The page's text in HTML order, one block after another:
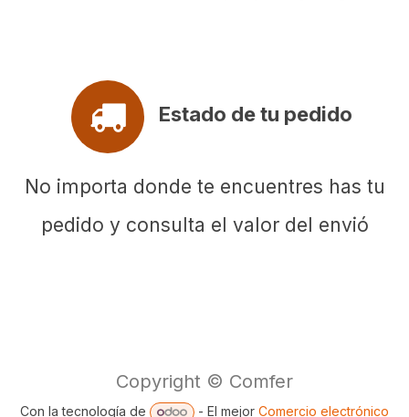
Estado de tu pedido
No importa donde te encuentres has tu
pedido y consulta el valor del envió
Copyright © Comfer
Con la tecnología de - El mejor Comercio electrónico